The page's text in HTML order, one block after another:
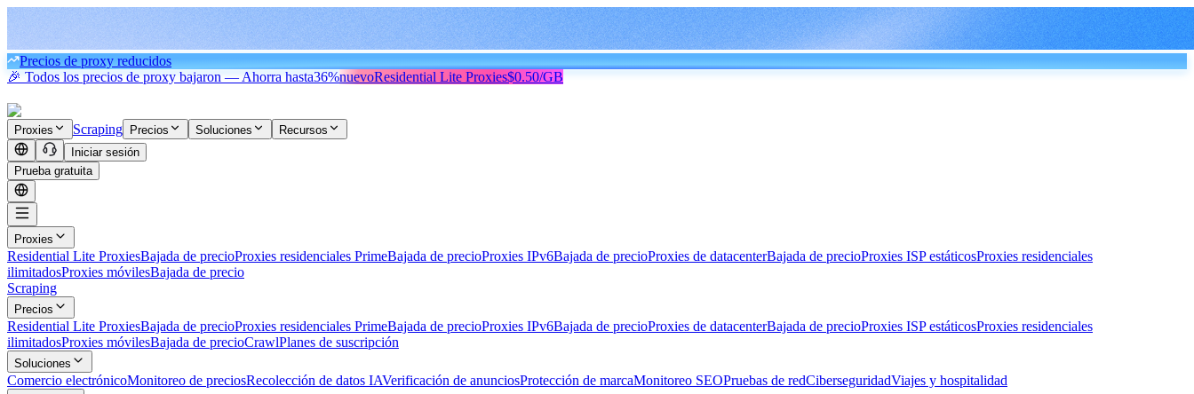
Precios de proxy reducidos
🎉 Todos los precios de proxy bajaron — Ahorra hasta36%nuevoResidential Lite Proxies$0.50/GB
Proxies Scraping Precios Soluciones
Recursos
Iniciar sesión
Prueba gratuita
Proxies
Residential Lite ProxiesBajada de precioProxies residenciales PrimeBajada de precioProxies IPv6Bajada de precioProxies de datacenterBajada de precioProxies ISP estáticosProxies residenciales
ilimitadosProxies móvilesBajada de precio
Scraping
Precios
Residential Lite ProxiesBajada de precioProxies residenciales PrimeBajada de precioProxies IPv6Bajada de precioProxies de datacenterBajada de precioProxies ISP estáticosProxies residenciales
ilimitadosProxies móvilesBajada de precioCrawlPlanes de suscripción
Soluciones
Comercio electrónicoMonitoreo de preciosRecolección de datos IAVerificación de anunciosProtección de marcaMonitoreo SEOPruebas de redCiberseguridadViajes y hospitalidad